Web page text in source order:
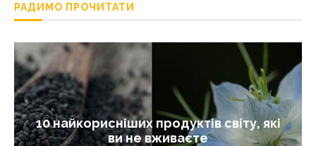
РАДИМО ПРОЧИТАТИ
10 найкорисніших продуктів світу, які
ви не вживаєте